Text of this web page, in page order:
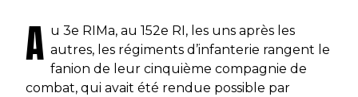
A u 3e RIMa, au 152e RI, les uns après les
autres, les régiments d’infanterie rangent le
fanion de leur cinquième compagnie de
combat, qui avait été rendue possible par